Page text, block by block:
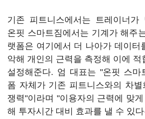
기존 피트니스에서는 트레이너가
온핏 스마트짐에서는 기계가 해주
랫폼은 여기에서 더 나아가 데이터
악해 개인의 근력을 측정해 이에 적
설정해준다. 엄 대표는 "온핏 스마
폼 자체가 기존 피트니스와의 차
쟁력"이라며 "이용자의 근력에 맞
해 투자시간 대비 효과를 낼 수 있다